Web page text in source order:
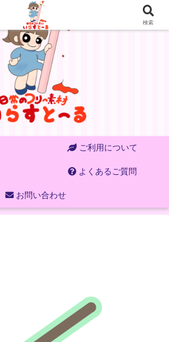
ご利用について
よくあるご質問
お問い合わせ
検索